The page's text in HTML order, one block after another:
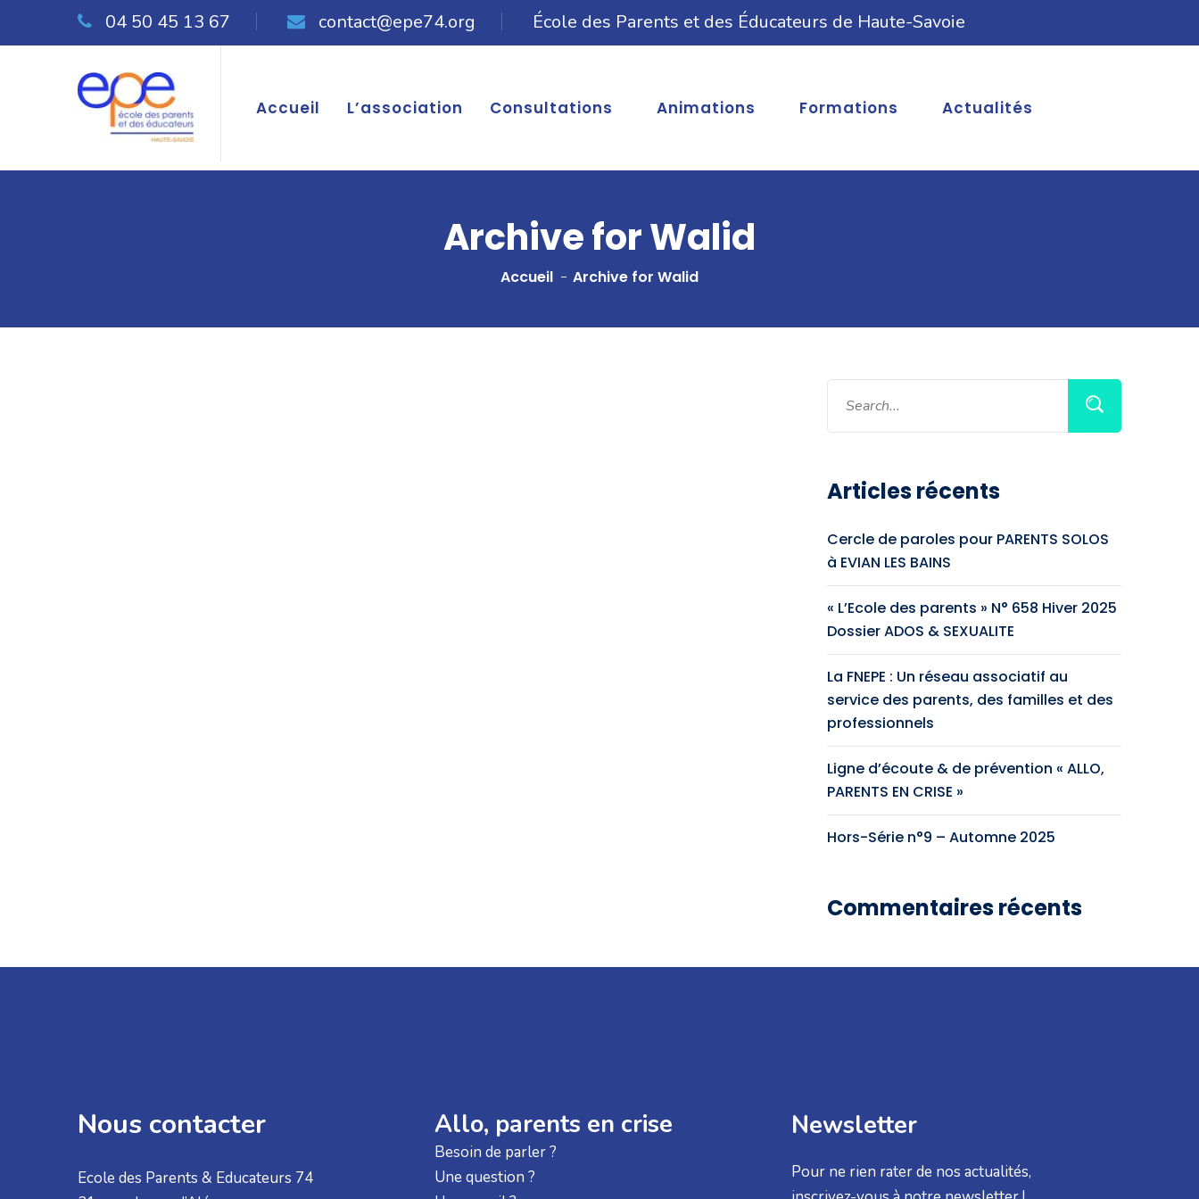
04 50 45 13 67 contact@epe74.org École des Parents et des Éducateurs de Haute-Savoie
Accueil L’association Consultations Animations Formations Actualités
Archive for Walid
Accueil Archive for Walid
Articles récents
Cercle de paroles pour PARENTS SOLOS
à EVIAN LES BAINS
« L’Ecole des parents » N° 658 Hiver 2025
Dossier ADOS & SEXUALITE
La FNEPE : Un réseau associatif au
service des parents, des familles et des
professionnels
Ligne d’écoute & de prévention « ALLO,
PARENTS EN CRISE »
Hors-Série n°9 – Automne 2025
Commentaires récents
Nous contacter
Ecole des Parents & Educateurs 74
Allo, parents en crise
Besoin de parler ?
Une question ?
Newsletter
Pour ne rien rater de nos actualités,